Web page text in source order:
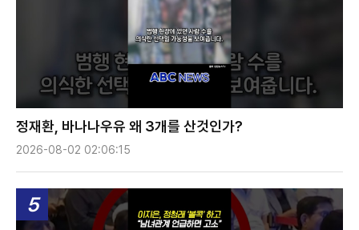
정재환, 바나나우유 왜 3개를 산것인가?
2026-08-02 02:06:15
5